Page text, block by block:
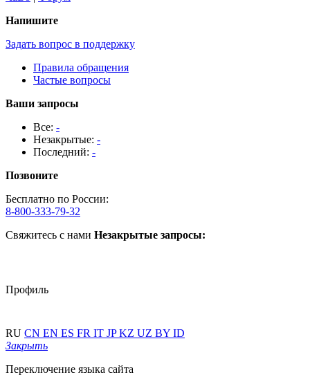
Напишите
Задать вопрос в поддержку
Правила обращения
Частые вопросы
Ваши запросы
Все: -
Незакрытые: -
Последний: -
Позвоните
Бесплатно по России:
8-800-333-79-32
Свяжитесь с нами Незакрытые запросы:
Профиль
RU CN EN ES FR IT JPKZ UZ BY ID
Закрыть
Переключение языка сайта